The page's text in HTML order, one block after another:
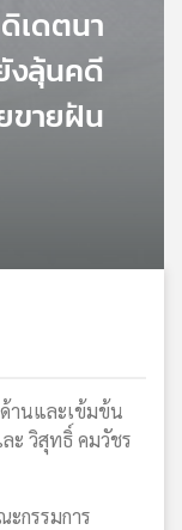
เดตนา
งลุ้นคดี
ขายฝัน
ด้านและเข้มข้น
ะ วิสุทธิ์ คมวัชร
กรรมการ